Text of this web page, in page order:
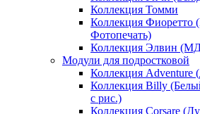
Коллекция Томми
Коллекция
Фотопечать)
Коллекция Элвин
Модули для подростковой
Коллекция Adventure
Коллекция Billy
с рис.)
Коллекция Corsare